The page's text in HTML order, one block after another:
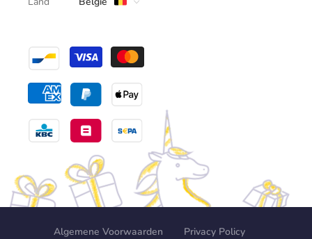
Algemene Voorwaarden Privacy Policy